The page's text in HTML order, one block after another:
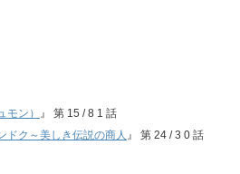
モン） 』 第 15 / 8 1 話
ドク～美しき伝説の商人 』 第 24 / 3 0 話